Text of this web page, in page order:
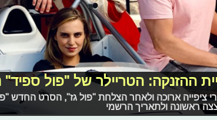
ההזנקה: הטריילר של "פול
ציפייה ארוכה ולאחר הצלחת "פול גז", הסרט החדש
ראשונה ולתאריך הרשמי